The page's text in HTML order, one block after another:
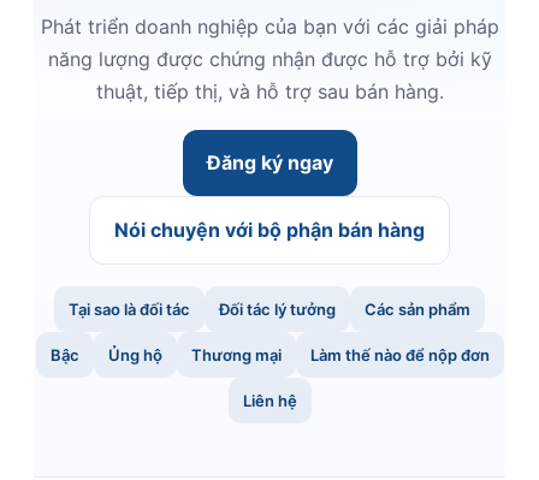
Phát triển doanh nghiệp của bạn với các giải pháp
năng lượng được chứng nhận được hỗ trợ bởi kỹ
thuật, tiếp thị, và hỗ trợ sau bán hàng.
Đăng ký ngay
Nói chuyện với bộ phận bán hàng
Tại sao là đối tác Đối tác lý tưởng Các sản phẩm
Bậc Ủng hộ Thương mại Làm thế nào để nộp đơn
Liên hệ